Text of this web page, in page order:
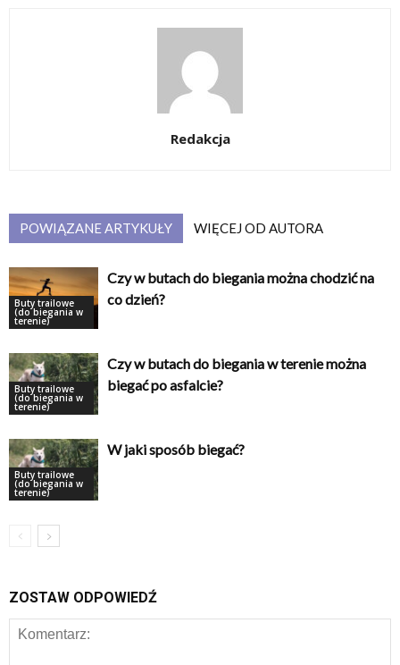
Redakcja
POWIĄZANE ARTYKUŁY WIĘCEJ OD AUTORA
Buty trailowe
(do biegania w
terenie)
Czy w butach do biegania można chodzić na
co dzień?
Buty trailowe
(do biegania w
terenie)
Czy w butach do biegania w terenie można
biegać po asfalcie?
Buty trailowe
(do biegania w
terenie)
W jaki sposób biegać?
ZOSTAW ODPOWIEDŹ